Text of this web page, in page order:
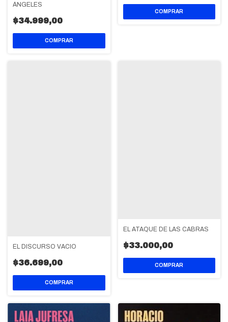
ÁNGELES
$34.999,00
EL DISCURSO VACIO
$36.699,00
EL ATAQUE DE LAS CABRAS
$33.000,00